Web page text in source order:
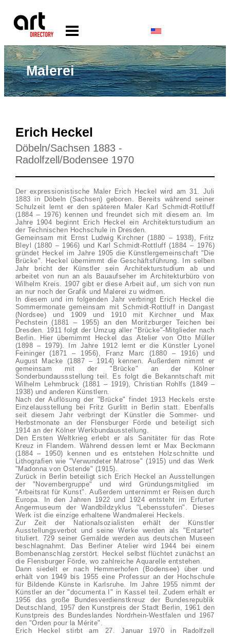
Malerei
Erich Heckel
Döbeln/Sachsen 1883 -
Radolfzell/Bodensee 1970
Der expressionistische Maler Erich Heckel wird am 31. Juli
1883 in Döbeln (Sachsen) geboren. Bereits während seiner
Schulzeit lernt er den späteren Maler Karl Schmidt-Rottluff
(1884 – 1976) kennen und freundet sich mit diesem an. Im
Jahre 1904 beginnt Erich Heckel ein Architekturstudium an
der Technischen Hochschule in Dresden.
Gemeinsam mit Ernst Ludwig Kirchner (1880 – 1938), Fritz
Bleyl (1880 – 1966) und Karl Schmidt-Rottluff (1884 – 1976)
gründet Heckel im Jahre 1905 die Künstlergemeinschaft "Die
Brücke". Heckel übernimmt die Geschäftsführung. Im selben
Jahr bricht der Künstler sein Architekturstudium ab und
arbeitet von nun an als Bauaufseher im Architekturbüro von
Wilhelm Kreis. 1907 gibt er diese Arbeit auf, um sich von nun
an nur noch der Grafik und Malerei zu widmen.
In diesem und im folgenden Jahr verbringt Erich Heckel die
Sommermonate gemeinsam mit Schmidt-Rottluff in Dangast
(Nordsee) und 1909 und 1910 mit Kirchner und Max
Pechstein (1881 – 1955) an den Moritzburger Teichen bei
Dresden. 1911 folgt der Umzug aller "Brücke"-Mitglieder nach
Berlin. Hier übernimmt Heckel das Atelier von Otto Müller
(1898 – 1979). Im Jahre 1912 lernt er die Künstler Lyonel
Feininger (1871 – 1956), Franz Marc (1880 – 1916) und
August Macke (1887 – 1914) kennen. Außerdem nimmt er
gemeinsam mit der "Brücke" an der Kölner
Sonderbundaussstellung teil. Es folgt die Bekanntschaft mit
Wilhelm Lehmbruck (1881 – 1919), Christian Rohlfs (1849 –
1938) und anderen Künstlern.
Nach der Auflösung der "Brücke" findet 1913 Heckels erste
Einzelausstellung bei Fritz Gurlitt in Berlin statt. Ebenfalls
seit diesem Jahr verbringt der Künstler die Sommer- und
Herbstmonate an der Flensburger Förde und beteiligt sich
1914 an der Kölner Werkbundausstellung.
Den Ersten Weltkrieg erlebt er als Sanitäter für das Rote
Kreuz in Flandern. Während dessen lernt er Max Beckmann
(1884 – 1950) kennen und es entstehen Holzschnitte und
Lithografien wie "Verwundeter Matrose" (1915) und das Werk
"Madonna von Ostende" (1915).
Zurück in Berlin beteiligt sich Erich Heckel an Ausstellungen
der "Novembergruppe" und wird Gründungsmitglied im
"Arbeitsrat für Kunst". Außerdem unternimmt er Reisen durch
Europa. In den Jahren 1922 und 1924 entsteht im Erfurter
Angermuseum der Wandbildzyklus "Lebensstufen". Dieses
Werk ist die einzige erhaltene Wandmalerei Heckels.
Zur Zeit der Nationalsozialisten erhält der Künstler
Ausstellungsverbot und seine Werke werden als "Entartet"
tituliert. 729 seiner Gemälde werden aus deutschen Museen
beschlagnahmt. Das Berliner Atelier wird 1944 bei einem
Bombenanschlag zerstört. Heckel selbst flüchtet zunächst an
die Flensburger Förde, wo zahlreiche Aquarelle entstehen.
Dann siedelt er nach Hemmerhofen (Bodensee) über und
erhält von 1949 bis 1955 eine Professur an der Hochschule
für Bildende Künste in Karlsruhe. Im Jahre 1955 nimmt der
Künstler an der "documenta I" in Kassel teil. Zudem erhält er
1956 das große Bundesverdienstkreuz der Bundesrepublik
Deutschland, 1957 den Kunstpreis der Stadt Berlin, 1961 den
Kunstpreis des Bundeslandes Nordrhein-Westfalen und 1967
den "Orden pour la Mérite".
Erich Heckel stirbt am 27. Januar 1970 in Radolfzell